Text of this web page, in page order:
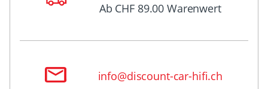
Ab CHF 89.00 Warenwert
info@discount-car-hifi.ch